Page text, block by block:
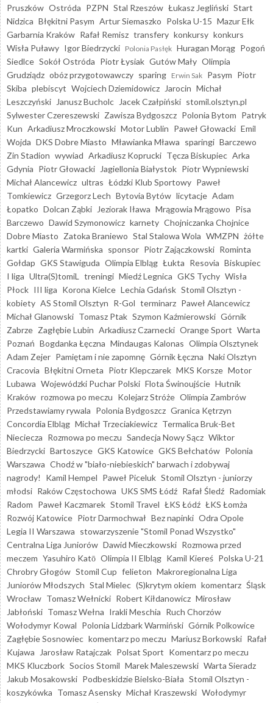
Pruszków Ostróda PZPN Stal Rzeszów Łukasz Jegliński Start
Nidzica Błękitni Pasym Artur Siemaszko Polska U-15 Mazur Ełk
Garbarnia Kraków Rafał Remisz transfery konkursy konkurs
Wisła Puławy Igor Biedrzycki Polonia Pasłęk Huragan Morąg Pogoń
Siedlce Sokół Ostróda Piotr Łysiak Gutów Mały Olimpia
Grudziądz obóz przygotowawczy sparing Erwin Sak Pasym Piotr
Skiba plebiscyt Wojciech Dziemidowicz Jarocin Michał
Leszczyński
Janusz Bucholc Jacek Czałpiński stomil.olsztyn.pl
Sylwester Czereszewski Zawisza Bydgoszcz Polonia Bytom Patryk
Kun Arkadiusz Mroczkowski Motor Lublin Paweł Głowacki Emil
Wojda DKS Dobre Miasto Mławianka Mława sparingi Barczewo
Zin Stadion wywiad Arkadiusz Koprucki Tęcza Biskupiec Arka
Gdynia Piotr Głowacki Jagiellonia Białystok Piotr Wypniewski
Michał Alancewicz ultras Łódzki Klub Sportowy Paweł
Tomkiewicz Grzegorz Lech Bytovia Bytów licytacje Adam
Łopatko Dolcan Ząbki Jeziorak Iława Mrągowia Mrągowo Pisa
Barczewo Dawid Szymonowicz karnety Chojniczanka Chojnice
Dobre Miasto Zatoka Braniewo Stal Stalowa Wola WMZPN żółte
kartki Galeria Warmińska sponsor Piotr Zajączkowski Rominta
Gołdap GKS Stawiguda Olimpia Elbląg Łukta Resovia Biskupiec
I liga Ultra(S)tomiL treningi Miedź Legnica GKS Tychy Wisła
Płock III liga Korona Kielce Lechia Gdańsk Stomil Olsztyn -
kobiety AS Stomil Olsztyn R-Gol terminarz Paweł Alancewicz
Michał Glanowski Tomasz Ptak Szymon Kaźmierowski Górnik
Zabrze Zagłębie Lubin Arkadiusz Czarnecki Orange Sport Warta
Poznań Bogdanka Łęczna Mindaugas Kalonas Olimpia Olsztynek
Adam Zejer Pamiętam i nie zapomnę Górnik Łęczna Naki Olsztyn
Cracovia Błękitni Orneta Piotr Klepczarek MKS Korsze Motor
Lubawa Wojewódzki Puchar Polski Flota Świnoujście Hutnik
Kraków rozmowa po meczu Kolejarz Stróże Olimpia Zambrów
Przedstawiamy rywala Polonia Bydgoszcz Granica Kętrzyn
Concordia Elbląg Michał Trzeciakiewicz Termalica Bruk-Bet
Nieciecza Rozmowa po meczu Sandecja Nowy Sącz Wiktor
Biedrzycki Bartoszyce GKS Katowice GKS Bełchatów Polonia
Warszawa Chodź w "biało-niebieskich" barwach i zdobywaj
nagrody!
Kamil Hempel Paweł Piceluk Stomil Olsztyn - juniorzy
młodsi Raków Częstochowa UKS SMS Łódź Rafał Śledź Radomiak
Radom Paweł Kaczmarek Stomil Travel ŁKS Łódź ŁKS Łomża
Rozwój Katowice Piotr Darmochwał Bez napinki Odra Opole
Legia II Warszawa stowarzyszenie "Stomil Ponad Wszystko"
Centralna Liga Juniorów Dawid Mieczkowski Rozmowa przed
meczem Yasuhiro Katō Olimpia II Elbląg Kamil Kiereś Polska U-21
Chrobry Głogów Stomil Cup felieton Makroregionalna Liga
Juniorów Młodszych Stal Mielec (S)krytym okiem komentarz Śląsk
Wrocław Tomasz Wełnicki Robert Kiłdanowicz Mirosław
Jabłoński Tomasz Wełna Irakli Meschia Ruch Chorzów
Wołodymyr Kowal Polonia Lidzbark Warmiński Górnik Polkowice
Zagłębie Sosnowiec komentarz po meczu Mariusz Borkowski Rafał
Kujawa
Jarosław Ratajczak Polsat Sport Komentarz po meczu
MKS Kluczbork Socios Stomil Marek Maleszewski Warta Sieradz
Jakub Mosakowski Podbeskidzie Bielsko-Biała Stomil Olsztyn -
koszykówka Tomasz Asensky Michał Kraszewski Wołodymyr